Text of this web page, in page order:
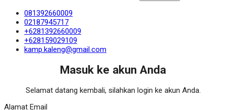
081392660009
02187945717
+6281392660009
+628159029109
kamp.kaleng@gmail.com
Masuk ke akun Anda
Selamat datang kembali, silahkan login ke akun Anda.
Alamat Email